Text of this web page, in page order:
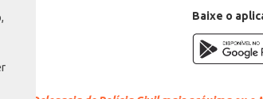
Baixe o